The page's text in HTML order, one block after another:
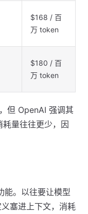
$168 / 百
万 token
$180 / 百
万 token
但 OpenAI 强调其
量往往更少，因
能。以往要让模型
塞进上下文，消耗